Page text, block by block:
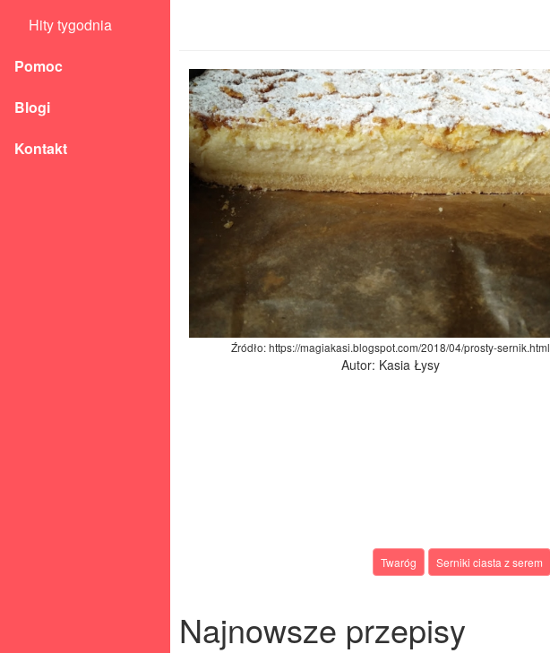
Hity tygodnia
Pomoc
Blogi
Kontakt
Źródło: https://magiakasi.blogspot.com/2018/04/prosty-sernik.html
Autor: Kasia Łysy
Twaróg Serniki ciasta z serem
Najnowsze przepisy